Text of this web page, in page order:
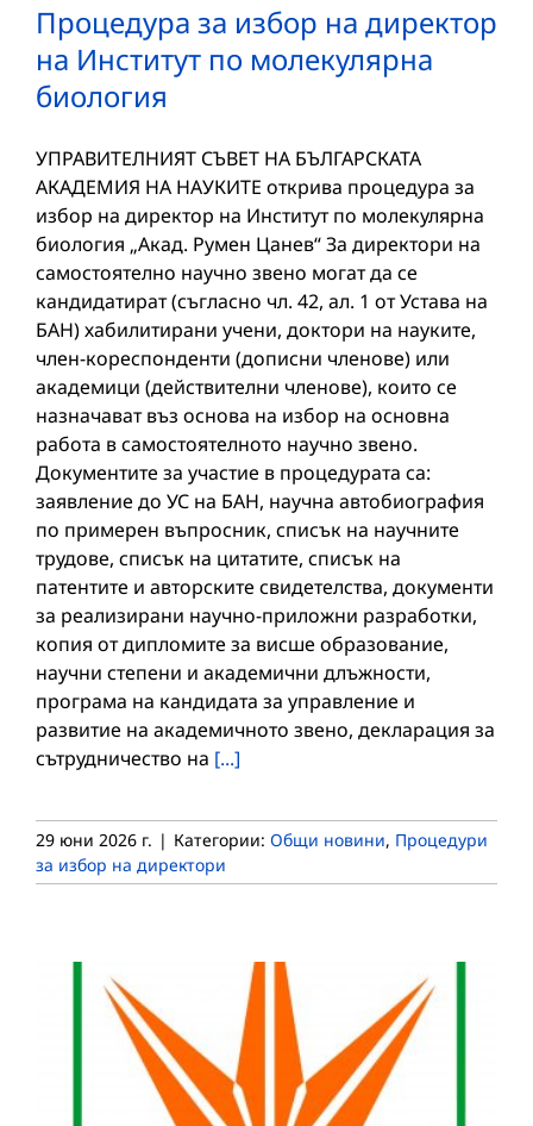
Процедура за избор на директор
на Институт по молекулярна
биология
УПРАВИТЕЛНИЯТ СЪВЕТ НА БЪЛГАРСКАТА
АКАДЕМИЯ НА НАУКИТЕ открива процедура за
избор на директор на Институт по молекулярна
биология „Акад. Румен Цанев“ За директори на
самостоятелно научно звено могат да се
кандидатират (съгласно чл. 42, ал. 1 от Устава на
БАН) хабилитирани учени, доктори на науките,
член-кореспонденти (дописни членове) или
академици (действителни членове), които се
назначават въз основа на избор на основна
работа в самостоятелното научно звено.
Документите за участие в процедурата са:
заявление до УС на БАН, научна автобиография
по примерен въпросник, списък на научните
трудове, списък на цитатите, списък на
патентите и авторските свидетелства, документи
за реализирани научно-приложни разработки,
копия от дипломите за висше образование,
научни степени и академични длъжности,
програма на кандидата за управление и
развитие на академичното звено, декларация за
сътрудничество на [...]
29 юни 2026 г. | Категории: Общи новини, Процедури
за избор на директори